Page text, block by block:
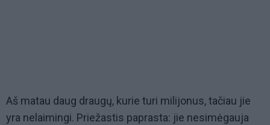
Aš matau daug draugų, kurie turi milijonus, tačiau jie
yra nelaimingi. Priežastis paprasta: jie nesimėgauja